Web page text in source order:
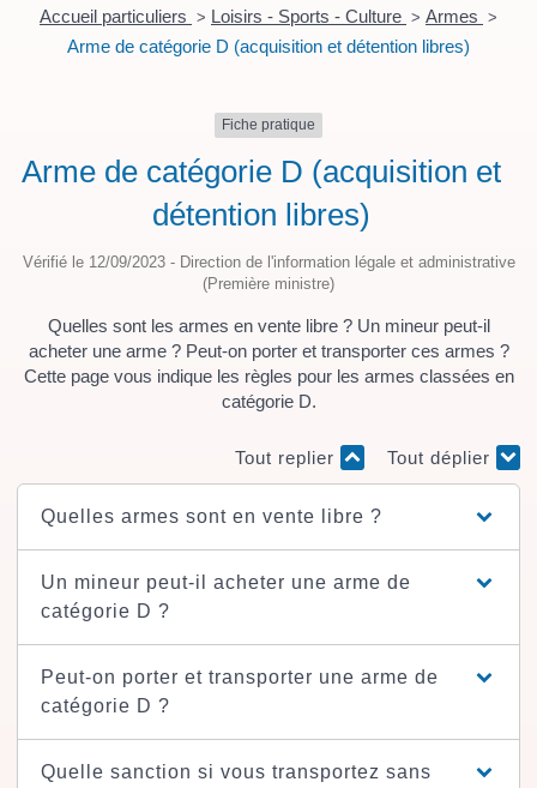
Accueil particuliers > Loisirs - Sports - Culture > Armes >
Arme de catégorie D (acquisition et détention libres)
Fiche pratique
Arme de catégorie D (acquisition et
détention libres)
Vérifié le 12/09/2023 - Direction de l'information légale et administrative
(Première ministre)
Quelles sont les armes en vente libre ? Un mineur peut-il
acheter une arme ? Peut-on porter et transporter ces armes ?
Cette page vous indique les règles pour les armes classées en
catégorie D.
Tout replier Tout déplier
Quelles armes sont en vente libre ?
Un mineur peut-il acheter une arme de
catégorie D ?
Peut-on porter et transporter une arme de
catégorie D ?
Quelle sanction si vous transportez sans